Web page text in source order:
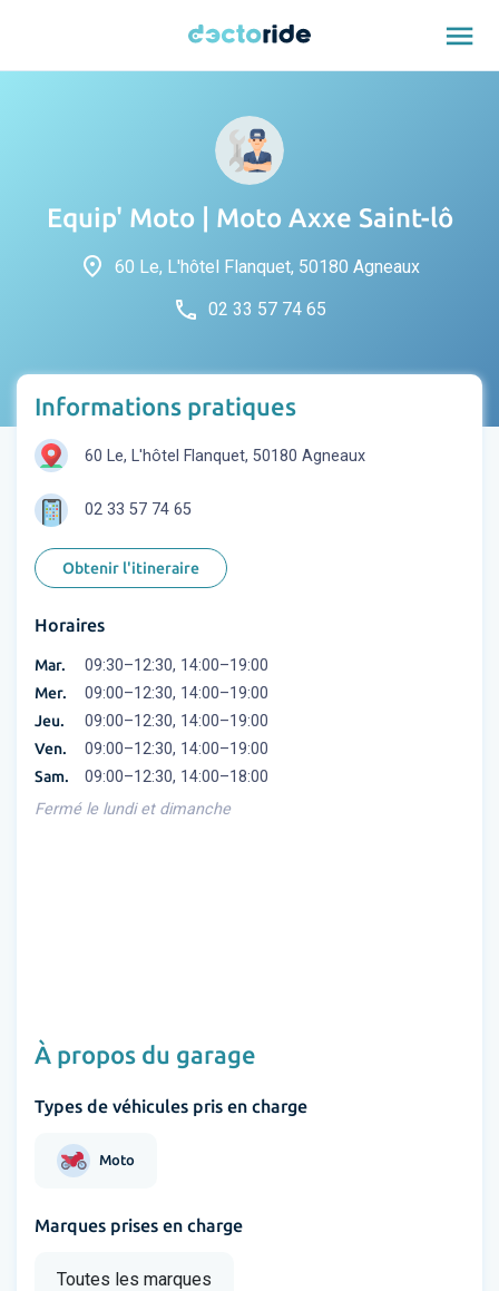
menu
Equip' Moto | Moto Axxe Saint-lô
place 60 Le, L'hôtel Flanquet, 50180 Agneaux
phone 02 33 57 74 65
Informations pratiques
60 Le, L'hôtel Flanquet, 50180 Agneaux
02 33 57 74 65
Obtenir l'itineraire
Horaires
Mar. 09:30–12:30, 14:00–19:00
Mer. 09:00–12:30, 14:00–19:00
Jeu. 09:00–12:30, 14:00–19:00
Ven. 09:00–12:30, 14:00–19:00
Sam.
09:00–12:30, 14:00–18:00
Fermé le lundi et dimanche
À propos du garage
Types de véhicules pris en charge
Moto
Marques prises en charge
Toutes les marques